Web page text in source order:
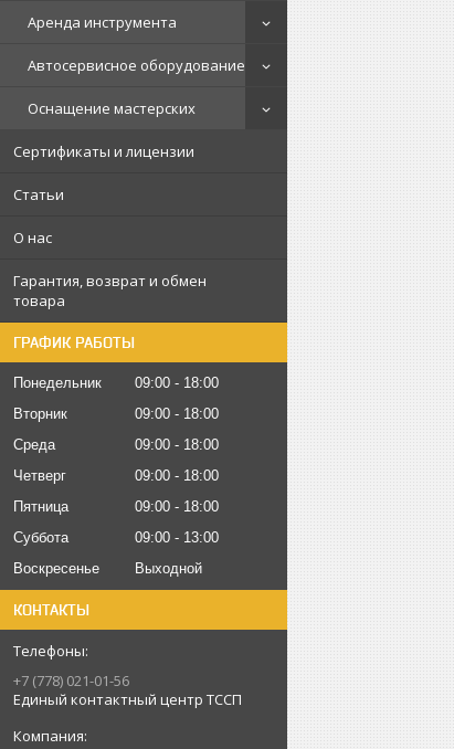
Аренда инструмента
Автосервисное оборудование
Оснащение мастерских
Сертификаты и лицензии
Статьи
О нас
Гарантия, возврат и обмен
товара
ГРАФИК РАБОТЫ
Понедельник 09:00
18:00
Вторник
09:00
18:00
Среда
09:00
18:00
Четверг
09:00
18:00
Пятница
09:00
18:00
Суббота
09:00
13:00
Воскресенье
Выходной
КОНТАКТЫ
+7 (778) 021-01-56
Единый контактный центр ТССП